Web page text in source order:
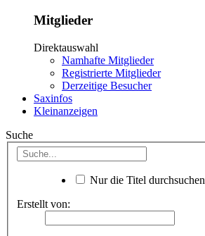
Mitglieder
Direktauswahl
Namhafte Mitglieder
Registrierte Mitglieder
Derzeitige Besucher
Saxinfos
Kleinanzeigen
Suche
Nur die Titel durchsuchen
Erstellt von: